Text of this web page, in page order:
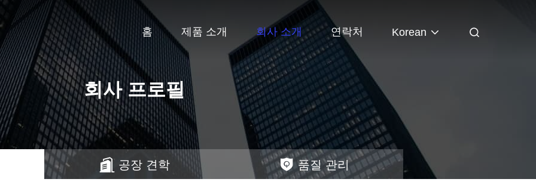
홈 제품 소개 회사 소개 연락처 Korean
회사 프로필
공장 견학 품질 관리